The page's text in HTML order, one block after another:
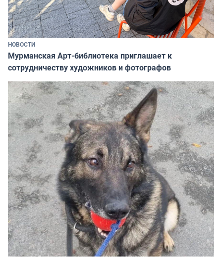
НОВОСТИ
Мурманская Арт-библиотека приглашает к
сотрудничеству художников и фотографов